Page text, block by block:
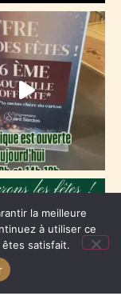
la meilleure
à utiliser ce
satisfait.